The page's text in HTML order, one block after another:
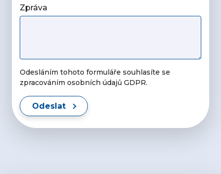
Zpráva
Odesláním tohoto formuláře souhlasíte se
zpracováním osobních údajů GDPR.
Odeslat